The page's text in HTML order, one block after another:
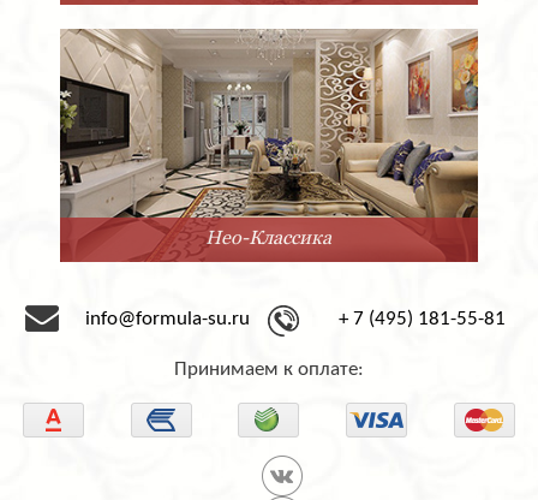
Нео-Классика
info@formula-su.ru + 7 (495) 181-55-81
Принимаем к оплате: